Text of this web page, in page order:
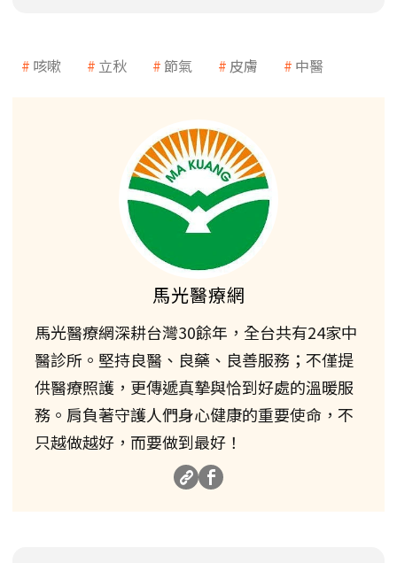
咳嗽 立秋 節氣 皮膚 中醫
馬光醫療網
馬光醫療網深耕台灣30餘年，全台共有24家中
醫診所。堅持良醫、良藥、良善服務；不僅提
供醫療照護，更傳遞真摯與恰到好處的溫暖服
務。肩負著守護人們身心健康的重要使命，不
只越做越好，而要做到最好！